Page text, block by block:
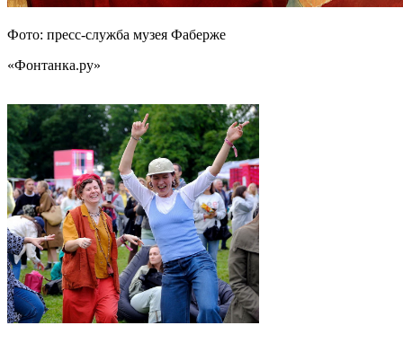
Фото: пресс-служба музея Фаберже
«Фонтанка.ру»